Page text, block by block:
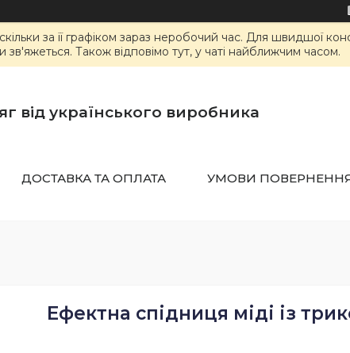
за її графіком зараз неробочий час. Для швидшої
Також відповімо тут, у чаті найближчим часом.
від українського виробника
ДОСТАВКА ТА ОПЛАТА УМОВИ
Ефектна спідниця міді із